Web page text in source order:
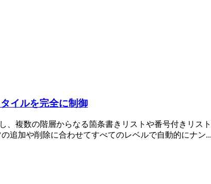
イルを完全に制御
、複数の階層からなる箇条書きリストや番号付きリ
追加や削除に合わせてすべてのレベルで自動的にナン...